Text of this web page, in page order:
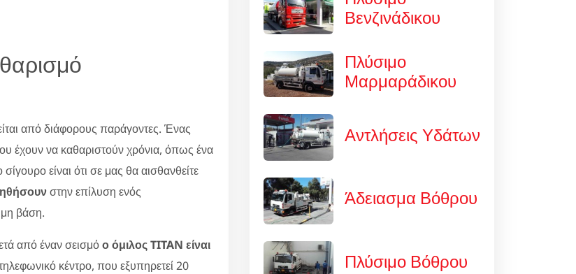
από διάφορους παράγοντες. Ένας
έχουν να καθαριστούν χρόνια, όπως ένα
είναι ότι σε μας θα αισθανθείτε
στην επίλυση ενός
βάση.
από έναν σεισμόο όμιλος TITAN είναι
κέντρο, που εξυπηρετεί 20
Βενζινάδικου
Πλύσιμο
Μαρμαράδικου
Αντλήσεις Υδάτων
Άδειασμα Βόθρου
Πλύσιμο Βόθρου